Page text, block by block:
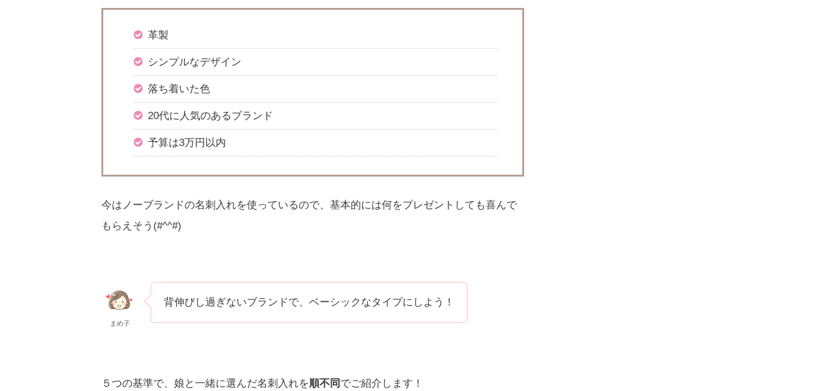
革製
シンプルなデザイン
落ち着いた色
20代に人気のあるブランド
予算は3万円以内
今はノーブランドの名刺入れを使っているので、基本的には何をプレゼントしても喜んで
もらえそう(#^^#)
まめ子
背伸びし過ぎないブランドで、ベーシックなタイプにしよう！
５つの基準で、娘と一緒に選んだ名刺入れを順不同 でご紹介します！